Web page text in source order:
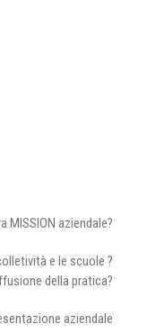
MISSION aziendale?
e le scuole ?
della pratica?
aziendale